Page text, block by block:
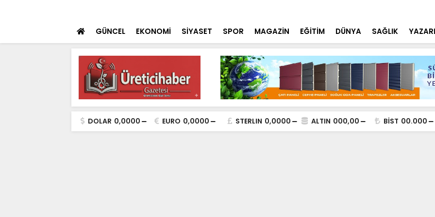
GÜNCEL EKONOMİ SİYASET SPOR MAGAZİN EĞİTİM DÜNYA SAĞLIK
DOLAR 0,0000 EURO 0,0000 STERLIN 0,0000 ALTIN 000,00 BİST 00.000